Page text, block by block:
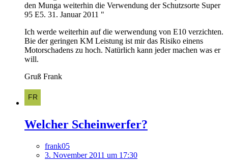
den Munga weiterhin die Verwendung der Schutzsorte Super
95 E5. 31. Januar 2011 "
Ich werde weiterhin auf die werwendung von E10 verzichten.
Bie der geringen KM Leistung ist mir das Risiko einens
Motorschadens zu hoch. Natürlich kann jeder machen was er
will.
Gruß Frank
Welcher Scheinwerfer?
frank05
3. November 2011 um 17:30